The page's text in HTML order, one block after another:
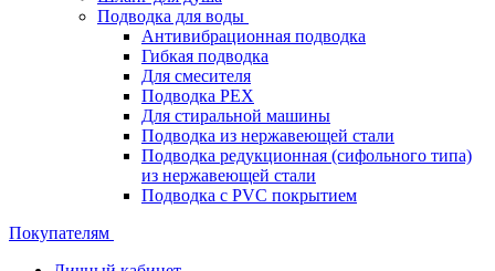
Подводка для воды
Антивибрационная подводка
Гибкая подводка
Для смесителя
Подводка PEX
Для стиральной машины
Подводка из нержавеющей стали
Подводка редукционная (сифольного типа)
из нержавеющей стали
Подводка с PVC покрытием
Покупателям